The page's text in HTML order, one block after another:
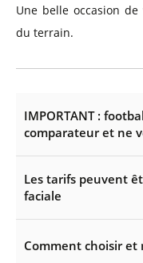
Une belle occasion
du terrain.
IMPORTANT :
comparateur et ne
Les tarifs peuvent
faciale
Comment choisir et